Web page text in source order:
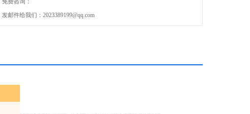
免费咨询：
发邮件给我们：2023389199@qq.com